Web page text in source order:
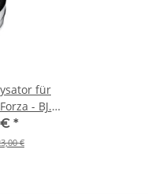
für
- BJ.
071)
*
€